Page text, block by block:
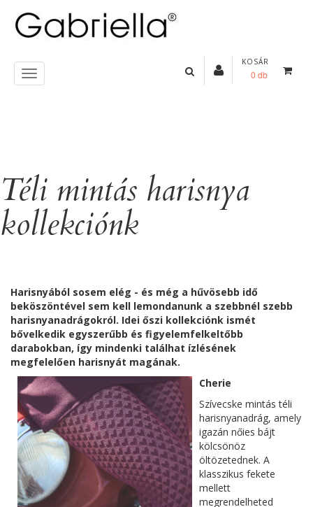
KOSÁR
0 db
Téli mintás harisnya
kollekciónk
Harisnyából sosem elég - és még a hűvösebb idő
beköszöntével sem kell lemondanunk a szebbnél szebb
harisnyanadrágokról. Idei őszi kollekciónk ismét
bővelkedik egyszerűbb és figyelemfelkeltőbb
darabokban, így mindenki találhat ízlésének
megfelelően harisnyát magának.
Cherie
Szívecske mintás téli
harisnyanadrág, amely
igazán nőies bájt
kölcsönöz
öltözetednek. A
klasszikus fekete
mellett
megrendelheted